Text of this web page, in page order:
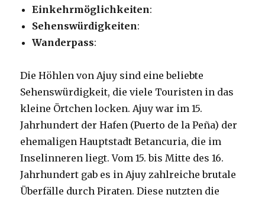
Einkehrmöglichkeiten:
Sehenswürdigkeiten:
Wanderpass:
Die Höhlen von Ajuy sind eine beliebte
Sehenswürdigkeit, die viele Touristen in das
kleine Örtchen locken. Ajuy war im 15.
Jahrhundert der Hafen (Puerto de la Peña) der
ehemaligen Hauptstadt Betancuria, die im
Inselinneren liegt. Vom 15. bis Mitte des 16.
Jahrhundert gab es in Ajuy zahlreiche brutale
Überfälle durch Piraten. Diese nutzten die